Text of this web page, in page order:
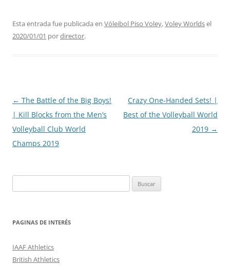
Esta entrada fue publicada en Vóleibol Piso Voley,Voley Worldsel
2020/01/01 pordirector.
Navegación
de
entradas
← The Battle of the Big Boys!
| Kill Blocks from the Men’s
Volleyball Club World
Champs 2019
Crazy One-Handed Sets! |
Best of the Volleyball World
2019 →
PAGINAS DE INTERÉS
IAAF Athletics
British Athletics